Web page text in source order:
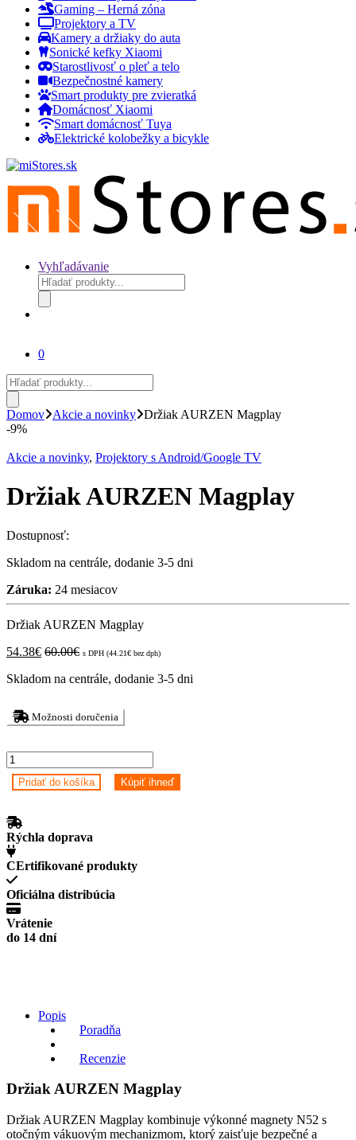
Gaming – Herná zóna
Projektory a TV
Kamery a držiaky do auta
Sonické kefky Xiaomi
Starostlivosť o pleť a telo
Bezpečnostné kamery
Smart produkty pre zvieratká
Domácnosť Xiaomi
Smart domácnosť Tuya
Elektrické kolobežky a bicykle
Vyhľadávanie
Products
search
0
Products
search
Domov
Akcie a novinky Držiak AURZEN Magplay
-9%
Akcie a novinky, Projektory s Android/Google TV
Držiak AURZEN Magplay
Dostupnosť:
Skladom na centrále, dodanie 3-5 dni
Záruka: 24 mesiacov
Držiak AURZEN Magplay
54.38€ 60.00€ s DPH (44.21€ bez dph)
Skladom na centrále, dodanie 3-5 dni
Možnosti doručenia
Držiak
AURZEN
Magplay
Pridať do košíka Kúpiť ihneď
Rýchla doprava
CErtifikované produkty
Oficiálna distribúcia
Vrátenie
do 14 dní
Popis
Poradňa
Recenzie
Držiak AURZEN Magplay
Držiak AURZEN Magplay kombinuje výkonné magnety N52 s
otočným vákuovým mechanizmom, ktorý zaisťuje bezpečné a